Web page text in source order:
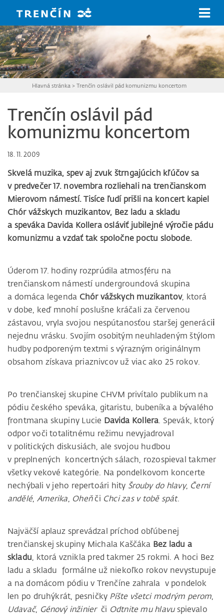
Hlavná stránka > Trenčín oslávil pád komunizmu koncertom
Trenčín oslávil pád
komunizmu koncertom
18. 11. 2009
Skvelá muzika, spev aj zvuk štrngajúcich kľúčov sa
v predvečer 17. novembra rozliehali na trenčianskom
Mierovom námestí. Tisíce ľudí prišli na koncert kapiel
Chór vážskych muzikantov, Bez ladu a skladu
a speváka Davida Kollera osláviť jubilejné výročie pádu
komunizmu a vzdať tak spoločne poctu slobode.
Úderom 17. hodiny rozprúdila atmosféru na
trenčianskom námestí undergroundová skupina
a domáca legenda Chór vážskych muzikantov, ktorá
v dobe, keď mnohí poslušne kráčali za červenou
zástavou, vryla svojou nespútanosťou staršej generácii
nejednu vrásku. Svojím osobitým neuhladeným štýlom
hudby podporeným textmi s výrazným originálnym
obsahom získava priaznivcov už viac ako 25 rokov.
Po trenčianskej skupine CHVM privítalo publikum na
pódiu českého speváka, gitaristu, bubeníka a bývalého
frontmana skupiny Lucie Davida Kollera. Spevák, ktorý
odpor voči totalitnému režimu nevyjadroval
v politických diskusiách, ale svojou hudbou
v preplnených koncertných sálach, rozospieval takmer
všetky vekové kategórie. Na pondelkovom koncerte
nechýbali v jeho repertoári hity Šrouby do hlavy, Černí
andělé, Amerika, Oheňči Chci zas v tobě spát.
Najväčší aplauz sprevádzal príchod obľúbenej
trenčianskej skupiny Michala Kaščáka Bez ladu a
skladu, ktorá vznikla pred takmer 25 rokmi. A hoci Bez
ladu a skladu formálne už niekoľko rokov nevystupuje
a na domácom pódiu v Trenčíne zahrala v pondelok
len po druhýkrát, pesničky Píšte všetci modrým perom,
Udavač, Génový inžinierči Odtnite mu hlavu spievalo